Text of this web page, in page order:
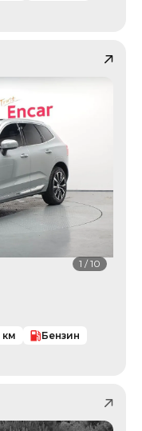
1 /10
км
Бензин